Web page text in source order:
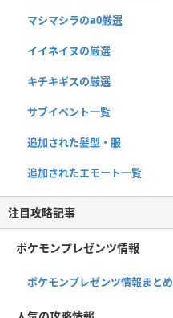
マシマシラのa0厳選
イイネイヌの厳選
キチキギスの厳選
サブイベント一覧
追加された髪型・服
追加されたエモート一覧
注目攻略記事
ポケモンプレゼンツ情報
ポケモンプレゼンツ情報まとめ